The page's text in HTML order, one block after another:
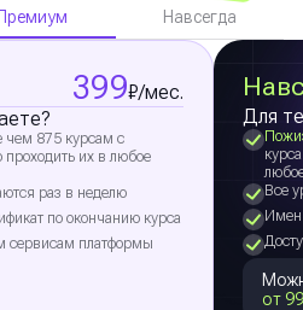
Премиум Навсегда
399₽/мес.
чем 875 курсам с
их в любое
раз в неделю
по окончанию курса
сервисам платформы
Для
Все
от